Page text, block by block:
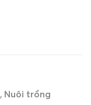
Nuôi trồng